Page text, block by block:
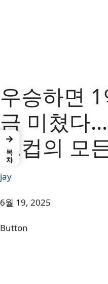
우승하면
금 미쳤다
드컵의 모
jay
6월 19, 2025
Button
→
목차